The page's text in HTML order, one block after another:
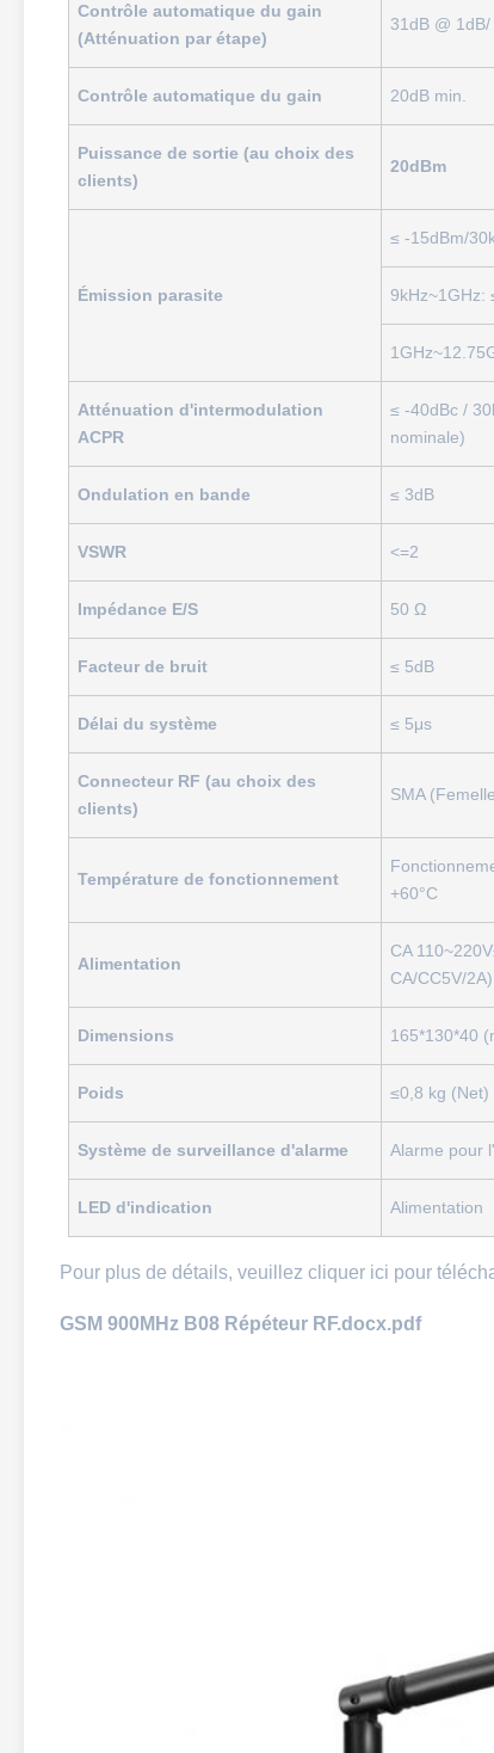
Contrôle automatique du gain
(Atténuation par étape)
31dB @
Contrôle automatique du gain 20dB min.
Puissance de sortie (au choix des
clients)
20dBm
Émission parasite
≤ -15dBm/
9kHz~1GHz:
Atténuation d'intermodulation
ACPR
≤ -40dBc /
nominale)
Ondulation en bande ≤ 3dB
VSWR <=2
Impédance E/S 50 Ω
Facteur de bruit ≤ 5dB
Délai du système ≤ 5μs
Connecteur RF (au choix des
clients)
SMA
Température de fonctionnement
+60°C
Alimentation
CA
CA/CC5V/2A)
Dimensions 165*130*40
Poids ≤0,8 kg (Net)
Système de surveillance d'alarme Alarme pour
LED d'indication Alimentation
Pour plus de détails, veuillez cliquer ici pour
GSM 900MHz B08 Répéteur RF.docx.pdf